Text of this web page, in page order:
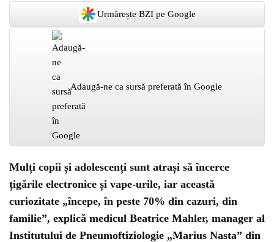
Urmărește BZI pe Google
Adaugă-ne ca sursă preferată în Google
Mulți copii și adolescenți sunt atrași să încerce
țigările electronice și vape-urile, iar această
curiozitate „începe, în peste 70% din cazuri, din
familie”, explică medicul Beatrice Mahler, manager al
Institutului de Pneumoftiziologie „Marius Nasta” din